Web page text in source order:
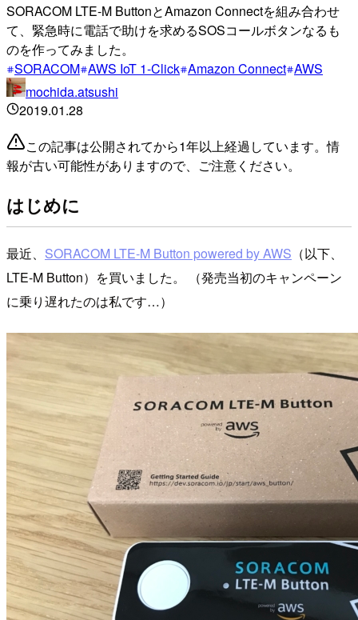
SORACOM LTE-M ButtonとAmazon Connectを組み合わせ
て、緊急時に電話で助けを求めるSOSコールボタンなるも
のを作ってみました。
SORACOM AWS IoT 1-Click Amazon Connect AWS
mochida.atsushi
2019.01.28
この記事は公開されてから1年以上経過しています。情
報が古い可能性がありますので、ご注意ください。
はじめに
最近、 SORACOM LTE-M Button powered by AWS （以下、
LTE-M Button）を買いました。 （発売当初のキャンペーン
に乗り遅れたのは私です…）